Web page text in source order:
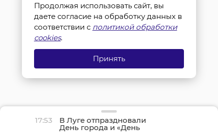
17:53 В Луге отпраздновали
День города и «День
Продолжая использовать сайт, вы
даете согласие на обработку данных в
соответствии с политикой обработки
cookies.
Принять